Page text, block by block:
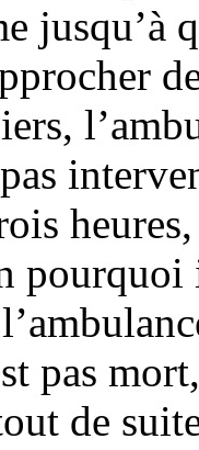
jusqu’à
pas
de